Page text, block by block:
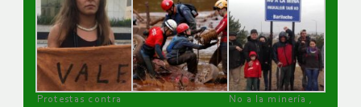
Protestas contra
No a la minería ,